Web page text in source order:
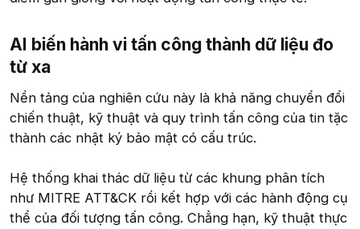
AI biến hành vi tấn công thành dữ liệu đo
từ xa​
Nền tảng của nghiên cứu này là khả năng chuyển đổi
chiến thuật, kỹ thuật và quy trình tấn công của tin tặc
thành các nhật ký bảo mật có cấu trúc.
Hệ thống khai thác dữ liệu từ các khung phân tích
như MITRE ATT&CK rồi kết hợp với các hành động cụ
thể của đối tượng tấn công. Chẳng hạn, kỹ thuật thực